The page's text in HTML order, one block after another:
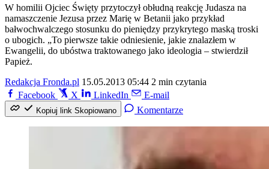
W homilii Ojciec Święty przytoczył obłudną reakcję Judasza na
namaszczenie Jezusa przez Marię w Betanii jako przykład
bałwochwalczego stosunku do pieniędzy przykrytego maską troski
o ubogich. „To pierwsze takie odniesienie, jakie znalazłem w
Ewangelii, do ubóstwa traktowanego jako ideologia – stwierdził
Papież.
Redakcja Fronda.pl 15.05.2013 05:44 2 min czytania
Facebook
X LinkedIn E-mail
Kopiuj link Skopiowano Komentarze